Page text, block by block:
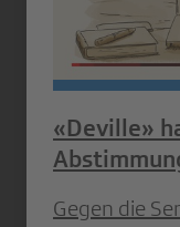
«Deville»
Gegen die